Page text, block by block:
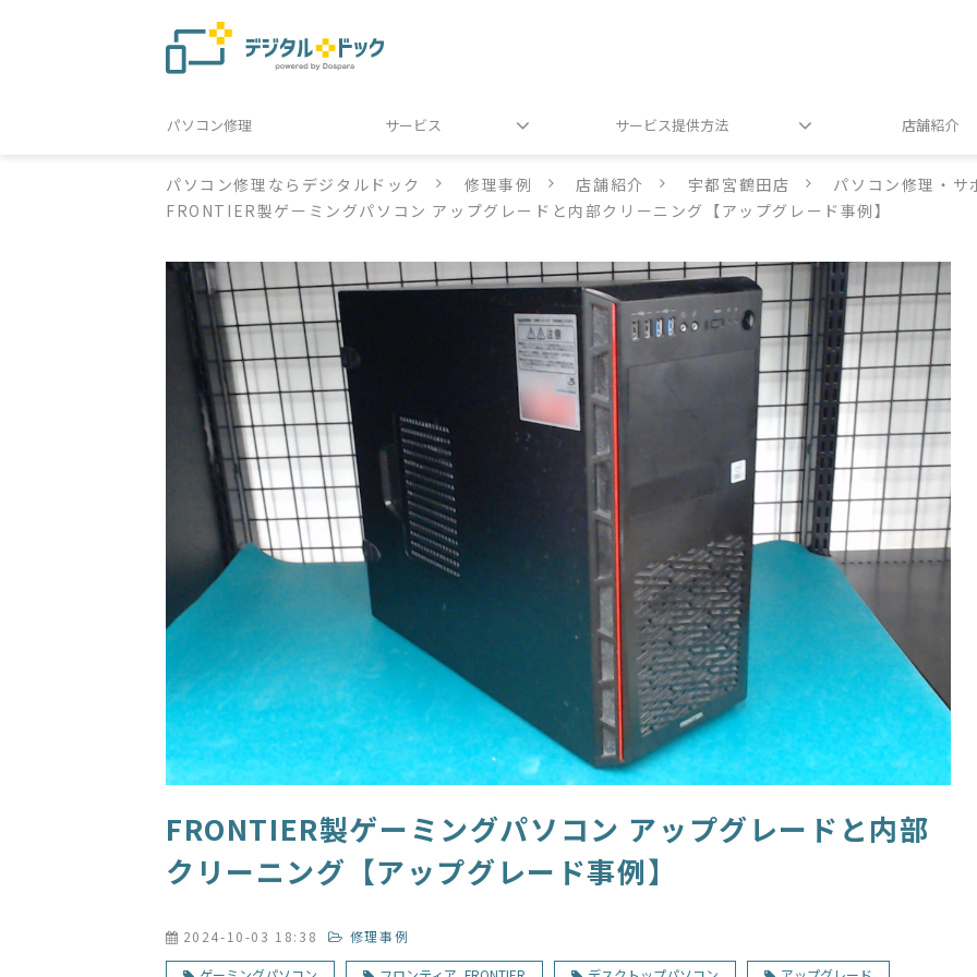
パソコン修理 サービス サービス提供方法 店舗紹介
パソコン修理ならデジタルドック 修理事例 店舗紹介 宇都宮鶴田店
パソコン修理・サ
FRONTIER製ゲーミングパソコン アップグレードと内部クリーニング【アップグレード事例】
FRONTIER製ゲーミングパソコン アップグレードと内部
クリーニング【アップグレード事例】
2024-10-03 18:38 修理事例